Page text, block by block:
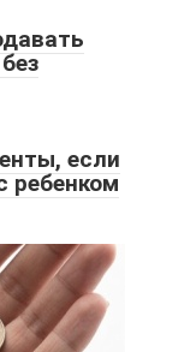
если
ребенком